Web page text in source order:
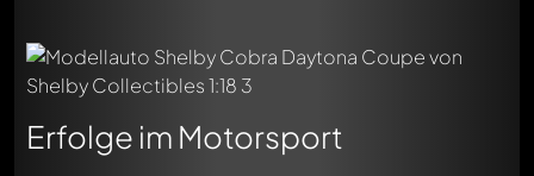
Erfolge im Motorsport